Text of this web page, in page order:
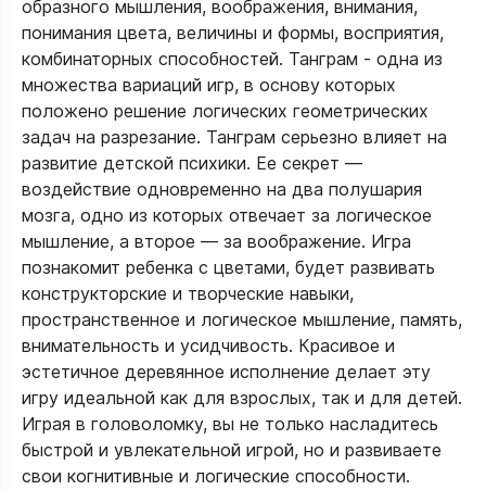
образного мышления, воображения, внимания,
понимания цвета, величины и формы, восприятия,
комбинаторных способностей. Танграм - одна из
множества вариаций игр, в основу которых
положено решение логических геометрических
задач на разрезание. Танграм серьезно влияет на
развитие детской психики. Ее секрет —
воздействие одновременно на два полушария
мозга, одно из которых отвечает за логическое
мышление, а второе — за воображение. Игра
познакомит ребенка с цветами, будет развивать
конструкторские и творческие навыки,
пространственное и логическое мышление, память,
внимательность и усидчивость. Красивое и
эстетичное деревянное исполнение делает эту
игру идеальной как для взрослых, так и для детей.
Играя в головоломку, вы не только насладитесь
быстрой и увлекательной игрой, но и развиваете
свои когнитивные и логические способности.